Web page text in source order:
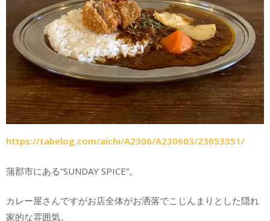
https://tabelog.com/aichi/A2306/A230603/23053351/
蒲郡市にある”SUNDAY SPICE”。
カレー屋さんですがお店全体がお洒落でこじんまりとした隠れ
家的な雰囲気。